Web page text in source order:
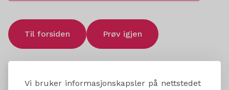
Vi bruker informasjonskapsler på nettstedet
Til forsiden Prøv igjen